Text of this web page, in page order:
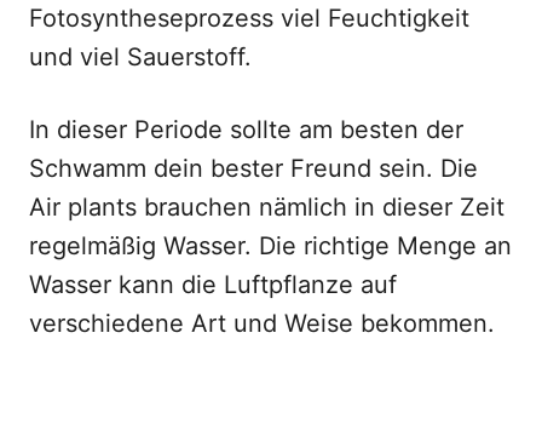
Fotosyntheseprozess viel Feuchtigkeit
und viel Sauerstoff.
In dieser Periode sollte am besten der
Schwamm dein bester Freund sein. Die
Air plants brauchen nämlich in dieser Zeit
regelmäßig Wasser. Die richtige Menge an
Wasser kann die Luftpflanze auf
verschiedene Art und Weise bekommen.